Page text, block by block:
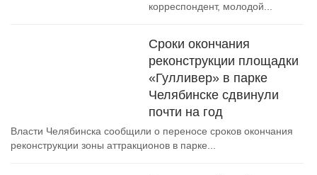
корреспондент, молодой...
Сроки окончания
реконструкции площадки
«Гулливер» в парке
Челябинске сдвинули
почти на год
Власти Челябинска сообщили о переносе сроков окончания
реконструкции зоны аттракционов в парке...